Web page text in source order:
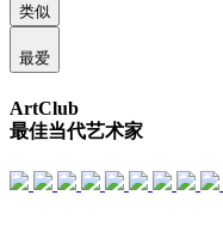
类似
最爱
ArtClub
最佳当代艺术家